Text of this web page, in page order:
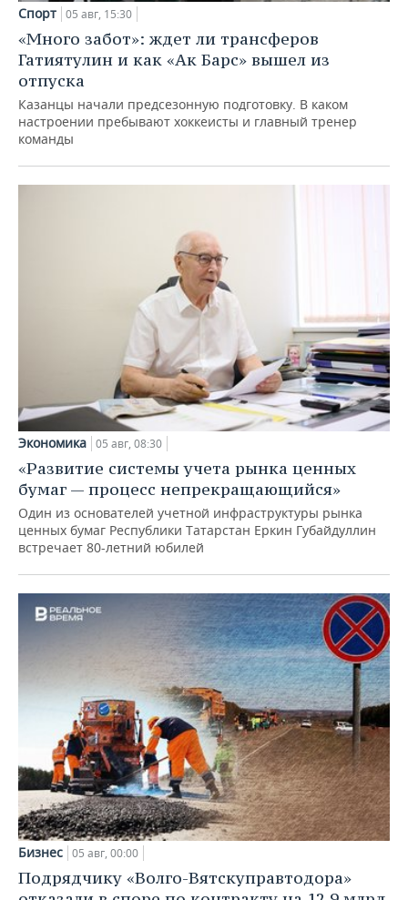
Спорт 05 авг, 15:30
«Много забот»: ждет ли трансферов
Гатиятулин и как «Ак Барс» вышел из
отпуска
Казанцы начали предсезонную подготовку. В каком
настроении пребывают хоккеисты и главный тренер
команды
Экономика 05 авг, 08:30
«Развитие системы учета рынка ценных
бумаг — процесс непрекращающийся»
Один из основателей учетной инфраструктуры рынка
ценных бумаг Республики Татарстан Еркин Губайдуллин
встречает 80-летний юбилей
Бизнес 05 авг, 00:00
Подрядчику «Волго-Вятскуправтодора»